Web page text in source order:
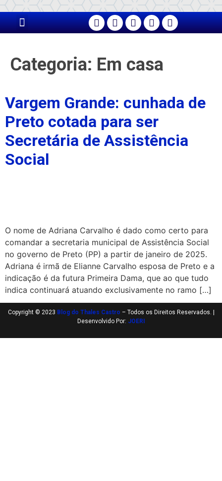
Categoria: Em casa
Vargem Grande: cunhada de
Preto cotada para ser
Secretária de Assistência
Social
O nome de Adriana Carvalho é dado como certo para
comandar a secretaria municipal de Assistência Social
no governo de Preto (PP) a partir de janeiro de 2025.
Adriana é irmã de Elianne Carvalho esposa de Preto e a
indicação é da futura Primeira Dama, que ao que tudo
indica continuará atuando exclusivamente no ramo […]
Copyright © 2023 Blog do Thales Castro – Todos os Direitos Reservados. |
Desenvolvido Por: JOERI